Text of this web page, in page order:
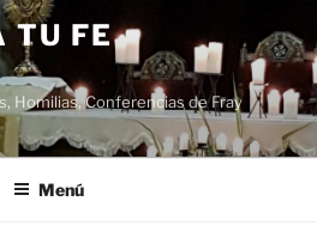
TU FE
Homilias, Conferencias de Fray
Menú